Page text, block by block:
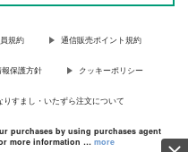
規約 通信販売ポイント規約
保護方針 クッキーポリシー
りすまし・いたずら注文について
purchases by using purchases agent
more information … more